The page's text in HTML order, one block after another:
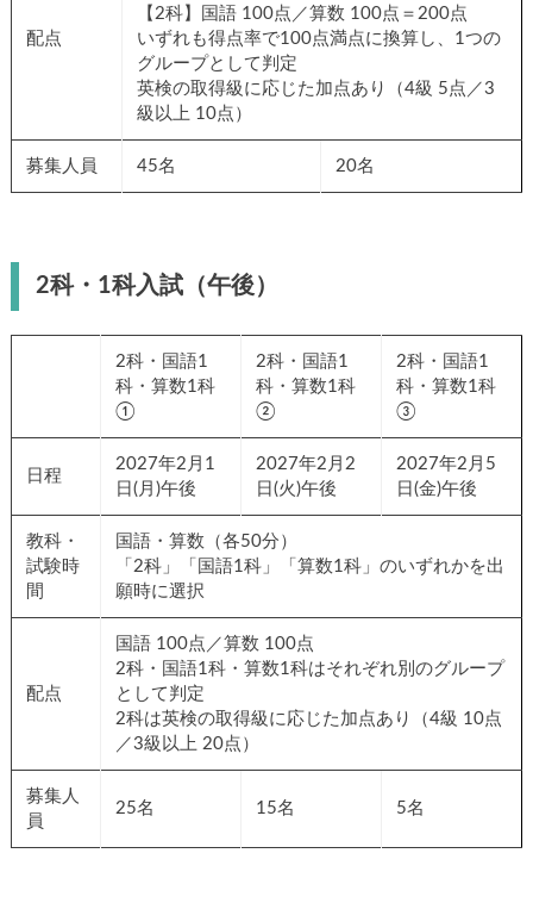
配点
【2科】国語 100点／算数 100点＝200点
いずれも得点率で100点満点に換算し、1つの
グループとして判定
英検の取得級に応じた加点あり（4級 5点／3
級以上 10点）
募集人員 45名 20名
2科・1科入試（午後）
2科・国語1
科・算数1科
①
2科・国語1
科・算数1科
②
2科・国語1
科・算数1科
③
日程
2027年2月1
日(月)午後
2027年2月2
日(火)午後
2027年2月5
日(金)午後
教科・
試験時
間
国語・算数（各50分）
「2科」「国語1科」「算数1科」のいずれかを出
願時に選択
配点
国語 100点／算数 100点
2科・国語1科・算数1科はそれぞれ別のグループ
として判定
2科は英検の取得級に応じた加点あり（4級 10点
／3級以上 20点）
募集人
員
25名 15名 5名